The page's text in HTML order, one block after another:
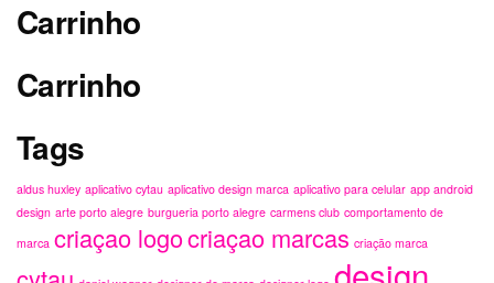
Carrinho
Carrinho
Tags
aldus huxley aplicativo cytau aplicativo design marca aplicativo para celular app android
design arte porto alegre burgueria porto alegre carmens club comportamento de
marca criaçao logocriaçao marcas criação marca